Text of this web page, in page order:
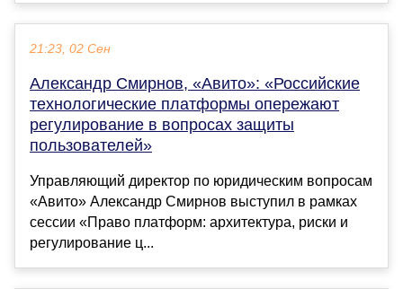
21:23, 02 Сен
Александр Смирнов, «Авито»: «Российские
технологические платформы опережают
регулирование в вопросах защиты
пользователей»
Управляющий директор по юридическим вопросам
«Авито» Александр Смирнов выступил в рамках
сессии «Право платформ: архитектура, риски и
регулирование ц...